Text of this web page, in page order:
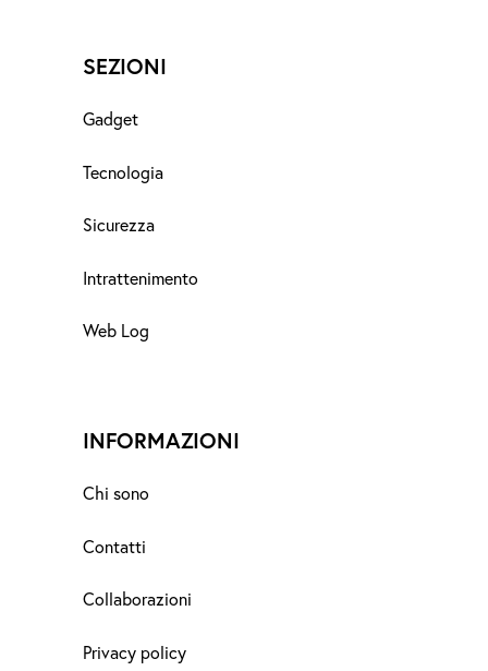
SEZIONI
Gadget
Tecnologia
Sicurezza
Intrattenimento
Web Log
INFORMAZIONI
Chi sono
Contatti
Collaborazioni
Privacy policy